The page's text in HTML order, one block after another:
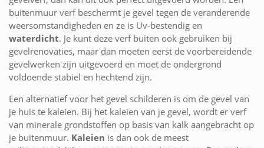
buitenmuur verf beschermt je gevel tegen de veranderende
weersomstandigheden en ze is Uv-bestendig en
waterdicht. Je kunt deze verf buiten ook gebruiken bij
gevelrenovaties, maar dan moeten eerst de voorbereidende
gevelwerken zijn uitgevoerd en moet de ondergrond
voldoende stabiel en hechtend zijn.
Een alternatief voor het gevel schilderen is om de gevel van
je huis te kaleien. Bij het kaleien van je gevel, wordt er verf
van minerale grondstoffen op basis van kalk aangebracht op
je buitenmuur. Kaleien is dan ook de meest